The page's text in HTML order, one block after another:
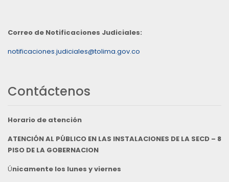
Correo de Notificaciones Judiciales:
notificaciones.judiciales@tolima.gov.co
Contáctenos
Horario de atención
ATENCIÓN AL PÚBLICO EN LAS INSTALACIONES DE LA SECD – 8
PISO DE LA GOBERNACION
Únicamente los lunes y viernes